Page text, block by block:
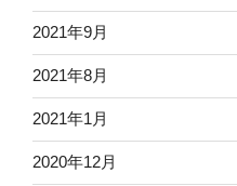
2021年9月
2021年8月
2021年1月
2020年12月